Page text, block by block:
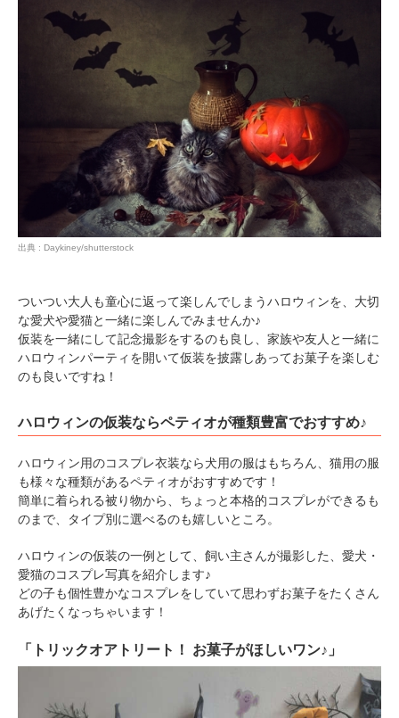
出典 : Daykiney/shutterstock
ついつい大人も童心に返って楽しんでしまうハロウィンを、大切
な愛犬や愛猫と一緒に楽しんでみませんか♪
仮装を一緒にして記念撮影をするのも良し、家族や友人と一緒に
ハロウィンパーティを開いて仮装を披露しあってお菓子を楽しむ
のも良いですね！
ハロウィンの仮装ならペティオが種類豊富でおすすめ♪
ハロウィン用のコスプレ衣装なら犬用の服はもちろん、猫用の服
も様々な種類があるペティオがおすすめです！
簡単に着られる被り物から、ちょっと本格的コスプレができるも
のまで、タイプ別に選べるのも嬉しいところ。
ハロウィンの仮装の一例として、飼い主さんが撮影した、愛犬・
愛猫のコスプレ写真を紹介します♪
どの子も個性豊かなコスプレをしていて思わずお菓子をたくさん
あげたくなっちゃいます！
「トリックオアトリート！ お菓子がほしいワン♪」